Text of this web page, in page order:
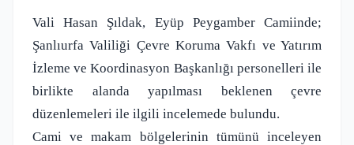
Vali Hasan Şıldak, Eyüp Peygamber Camiinde;
Şanlıurfa Valiliği Çevre Koruma Vakfı ve Yatırım
İzleme ve Koordinasyon Başkanlığı personelleri ile
birlikte alanda yapılması beklenen çevre
düzenlemeleri ile ilgili incelemede bulundu.
Cami ve makam bölgelerinin tümünü inceleyen